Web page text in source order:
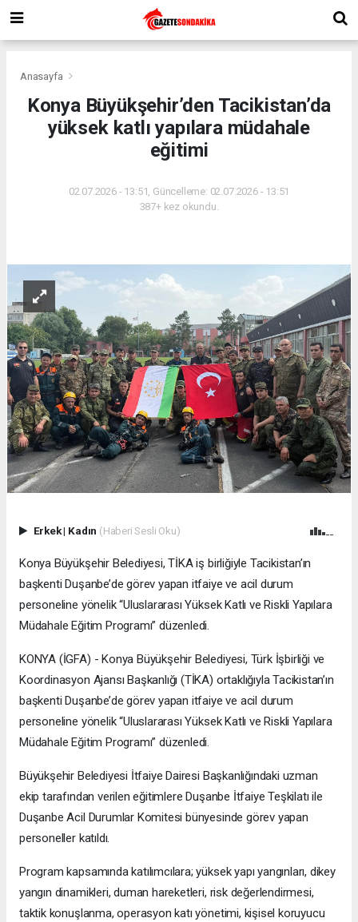
Anasayfa
Konya Büyükşehir’den Tacikistan’da
yüksek katlı yapılara müdahale
eğitimi
02.07.2026 - 13:51, Güncelleme: 02.07.2026 - 13:51
387+ kez okundu.
Erkek| Kadın (Haberi Sesli Oku)
Konya Büyükşehir Belediyesi, TİKA iş birliğiyle Tacikistan’ın
başkenti Duşanbe’de görev yapan itfaiye ve acil durum
personeline yönelik “Uluslararası Yüksek Katlı ve Riskli Yapılara
Müdahale Eğitim Programı” düzenledi.
KONYA (İGFA) - Konya Büyükşehir Belediyesi, Türk İşbirliği ve
Koordinasyon Ajansı Başkanlığı (TİKA) ortaklığıyla Tacikistan’ın
başkenti Duşanbe’de görev yapan itfaiye ve acil durum
personeline yönelik “Uluslararası Yüksek Katlı ve Riskli Yapılara
Müdahale Eğitim Programı” düzenledi.
Büyükşehir Belediyesi İtfaiye Dairesi Başkanlığındaki uzman
ekip tarafından verilen eğitimlere Duşanbe İtfaiye Teşkilatı ile
Duşanbe Acil Durumlar Komitesi bünyesinde görev yapan
personeller katıldı.
Program kapsamında katılımcılara; yüksek yapı yangınları, dikey
yangın dinamikleri, duman hareketleri, risk değerlendirmesi,
taktik konuşlanma, operasyon katı yönetimi, kişisel koruyucu